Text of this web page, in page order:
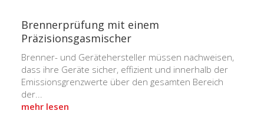
Brennerprüfung mit einem
Präzisionsgasmischer
Brenner- und Gerätehersteller müssen nachweisen,
dass ihre Geräte sicher, effizient und innerhalb der
Emissionsgrenzwerte über den gesamten Bereich
der...
mehr lesen